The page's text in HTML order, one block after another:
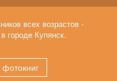
всех возрастов -
городе Купянск.